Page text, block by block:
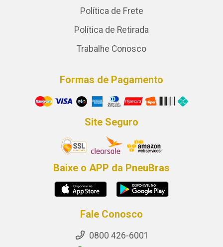
Política de Frete
Política de Retirada
Trabalhe Conosco
Formas de Pagamento
Site Seguro
Baixe o APP da PneuBras
Fale Conosco
0800 426-6001